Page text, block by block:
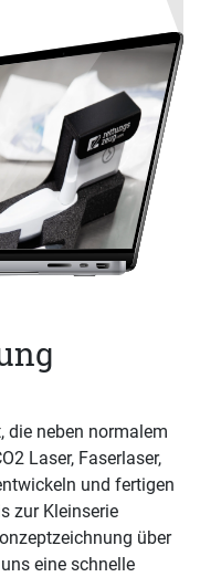
die neben normalem
Laser, Faserlaser,
und fertigen
zur Kleinserie
über
eine schnelle